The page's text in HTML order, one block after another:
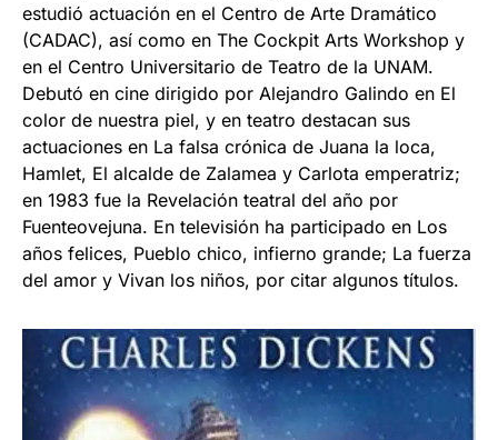
estudió actuación en el Centro de Arte Dramático
(CADAC), así como en The Cockpit Arts Workshop y
en el Centro Universitario de Teatro de la UNAM.
Debutó en cine dirigido por Alejandro Galindo en El
color de nuestra piel, y en teatro destacan sus
actuaciones en La falsa crónica de Juana la loca,
Hamlet, El alcalde de Zalamea y Carlota emperatriz;
en 1983 fue la Revelación teatral del año por
Fuenteovejuna. En televisión ha participado en Los
años felices, Pueblo chico, infierno grande; La fuerza
del amor y Vivan los niños, por citar algunos títulos.